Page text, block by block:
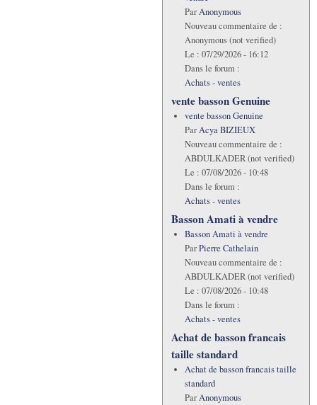
ParAnonymous
Nouveau commentaire de :
Anonymous (not verified)
Le : 07/29/2026 - 16:12
Dans le forum :
Achats - ventes
vente basson Genuine
vente basson Genuine
ParAcya BIZIEUX
Nouveau commentaire de :
ABDULKADER (not verified)
Le : 07/08/2026 - 10:48
Dans le forum :
Achats - ventes
Basson Amati à vendre
Basson Amati à vendre
ParPierre Cathelain
Nouveau commentaire de :
ABDULKADER (not verified)
Le : 07/08/2026 - 10:48
Dans le forum :
Achats - ventes
Achat de basson francais
taille standard
Achat de basson francais taille
standard
ParAnonymous